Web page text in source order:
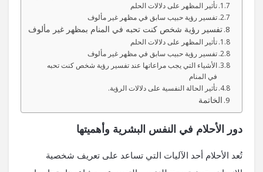
تأثير المظهر على دلالات الحلم
تفسير رؤية حبيب سابق في مظهر غير مألوف
تفسير رؤية شخص كنت تحبه في المنام بمظهر غير مألوف
تأثير المظهر على دلالات الحلم
تفسير رؤية حبيب سابق في مظهر غير مألوف
الأشياء التي يجب مراعاتها عند تفسير رؤية شخص كنت تحبه
في المنام
تأثير الحالة النفسية على دلالات الرؤية.
الخاتمة
دور الأحلام في النفس البشرية وأهميتها
تُعد الأحلام أحد الآليات التي تساعد على تعريف شخصية